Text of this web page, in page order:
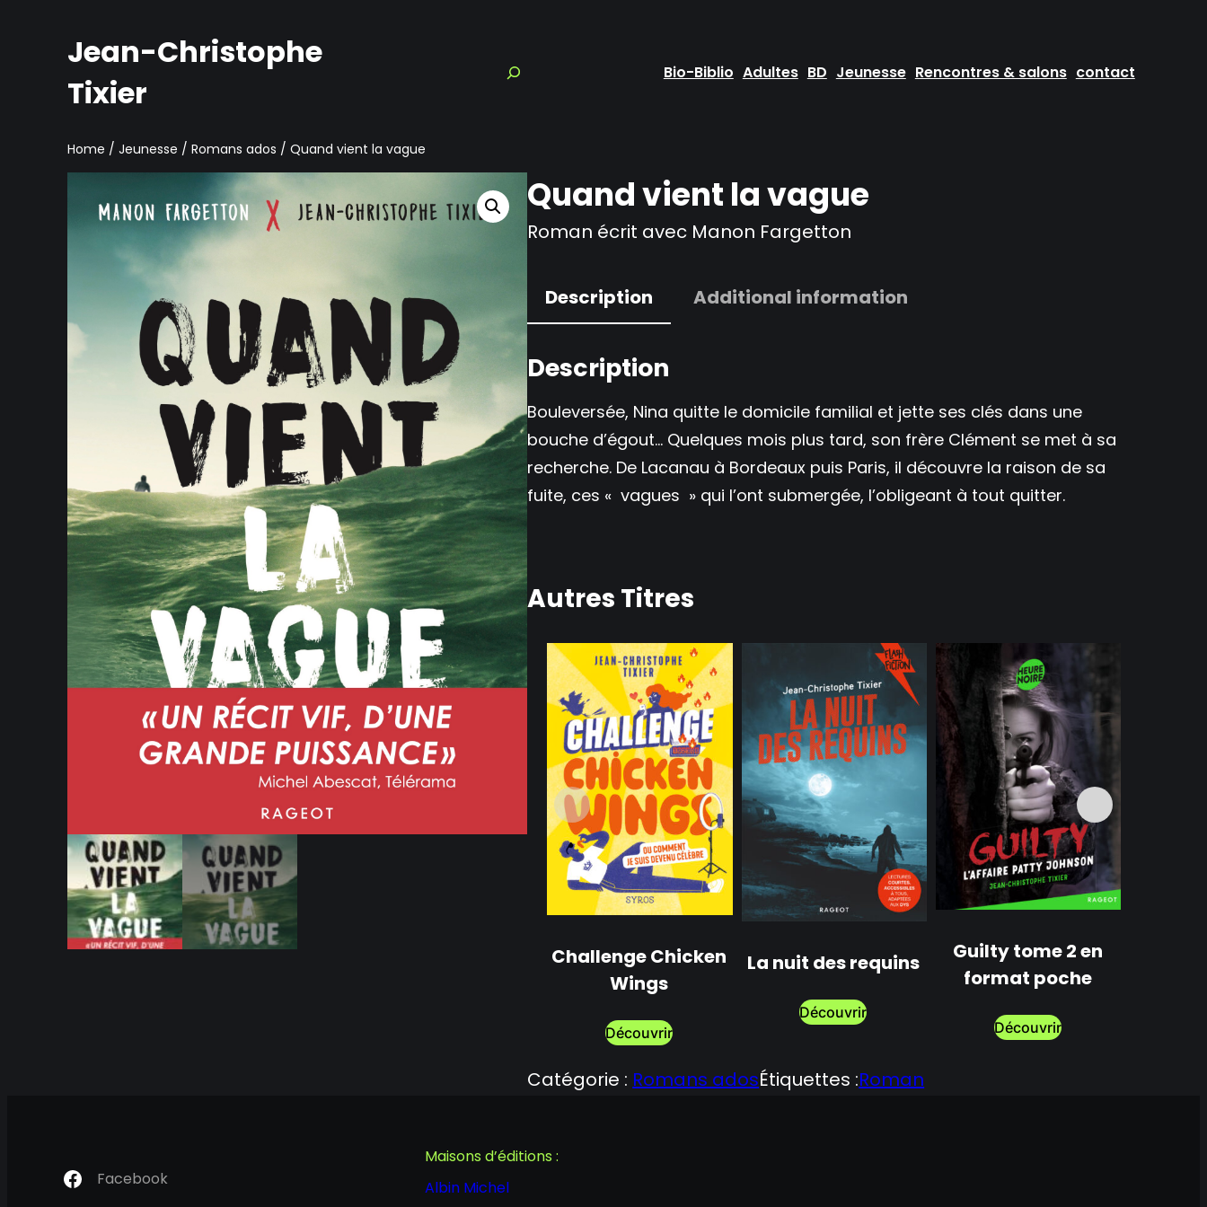
Jean-Christophe
Tixier
Bio-Biblio Adultes BD Jeunesse Rencontres & salons contact
Home /Jeunesse /Romans ados / Quand vient la vague
Quand vient la vague
Roman écrit avec Manon Fargetton
Description Additional information
Description
Bouleversée, Nina quitte le domicile familial et jette ses clés dans une
bouche d’égout… Quelques mois plus tard, son frère Clément se met à sa
recherche. De Lacanau à Bordeaux puis Paris, il découvre la raison de sa
fuite, ces « vagues » qui l’ont submergée, l’obligeant à tout quitter.
Autres Titres
Challenge Chicken
Wings
Découvrir
La nuit des requins
Découvrir
Guilty tome 2 en
format poche
Découvrir
Catégorie : Romans adosÉtiquettes :Roman
Facebook
Maisons d’éditions :
Albin Michel